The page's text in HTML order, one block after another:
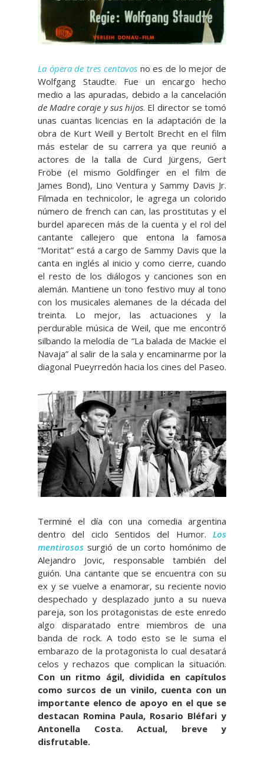
La ópera de tres centavosno es de lo mejor de
Wolfgang Staudte. Fue un encargo hecho
medio a las apuradas, debido a la cancelación
de Madre coraje y sus hijos. El director se tomó
unas cuantas licencias en la adaptación de la
obra de Kurt Weill y Bertolt Brecht en el film
más estelar de su carrera ya que reunió a
actores de la talla de Curd Jürgens, Gert
Fröbe (el mismo Goldfinger en el film de
James Bond), Lino Ventura y Sammy Davis Jr.
Filmada en technicolor, le agrega un colorido
número de french can can, las prostitutas y el
burdel aparecen más de la cuenta y el rol del
cantante callejero que entona la famosa
“Moritat” está a cargo de Sammy Davis que la
canta en inglés al inicio y como cierre, cuando
el resto de los diálogos y canciones son en
alemán. Mantiene un tono festivo muy al tono
con los musicales alemanes de la década del
treinta. Lo mejor, las actuaciones y la
perdurable música de Weil, que me encontró
silbando la melodía de “La balada de Mackie el
Navaja” al salir de la sala y encaminarme por la
diagonal Pueyrredón hacia los cines del Paseo.
Terminé el día con una comedia argentina
dentro del ciclo Sentidos del Humor. Los
mentirosos surgió de un corto homónimo de
Alejandro Jovic, responsable también del
guión. Una cantante que se encuentra con su
ex y se vuelve a enamorar, su reciente novio
despechado y desplazado junto a su nueva
pareja, son los protagonistas de este enredo
algo disparatado entre miembros de una
banda de rock. A todo esto se le suma el
embarazo de la protagonista lo cual desatará
celos y rechazos que complican la situación.
Con un ritmo ágil, dividida en capítulos
como surcos de un vinilo, cuenta con un
importante elenco de apoyo en el que se
destacan Romina Paula, Rosario Bléfari y
Antonella Costa. Actual, breve y
disfrutable.